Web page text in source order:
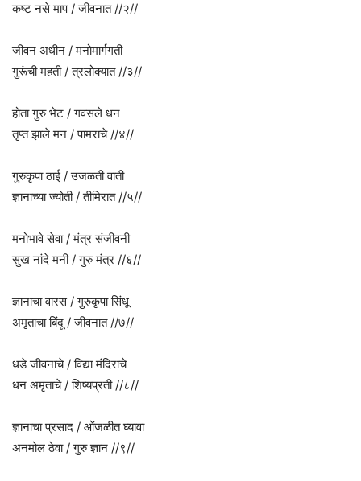
कष्ट नसे माप / जीवनात //२//
जीवन अधीन / मनोमार्गगती
गुरूंची महती / त्रलोक्यात //३//
होता गुरु भेट / गवसले धन
तृप्त झाले मन / पामराचे //४//
गुरुकृपा ठाई / उजळती वाती
ज्ञानाच्या ज्योती / तीमिरात //५//
मनोभावे सेवा / मंत्र संजीवनी
सुख नांदे मनी / गुरु मंत्र //६//
ज्ञानाचा वारस / गुरुकृपा सिंधू
अमृताचा बिंदू / जीवनात //७//
धडे जीवनाचे / विद्या मंदिराचे
धन अमृताचे / शिष्यप्रती //८//
ज्ञानाचा प्रसाद / ओंजळीत घ्यावा
अनमोल ठेवा / गुरु ज्ञान //९//